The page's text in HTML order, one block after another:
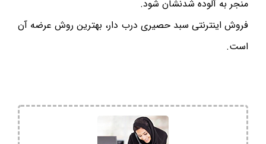
منجر به آلوده شدنشان شود.
فروش اینترنتی سبد حصیری درب دار، بهترین روش عرضه آن
است.